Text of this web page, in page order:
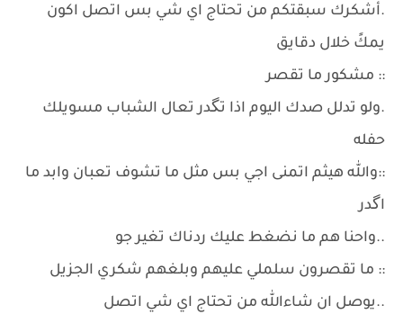
.أشكرك سبقتكم من تحتاج اي شي بس اتصل اكون
يمكً خلال دقايق
:: مشكور ما تقصر
.ولو تدلل صدك اليوم اذا تگدر تعال الشباب مسويلك
حفله
::والله هيثم اتمنى اجي بس مثل ما تشوف تعبان وابد ما
اگدر
..واحنا هم ما نضغط عليك ردناك تغير جو
:: ما تقصرون سلملي عليهم وبلغهم شكري الجزيل
..يوصل ان شاءالله من تحتاج اي شي اتصل